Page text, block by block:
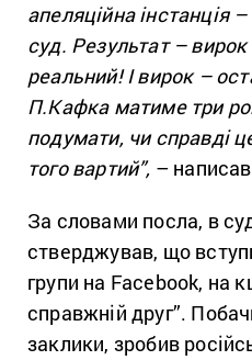
апеляційна інстанція
суд. Результат –
реальний! І вирок –
П.Кафка матиме три
подумати, чи справді
того вартий”, –
За словами посла, в
стверджував, що
групи на Facebook, на
справжній друг”.
заклики, зробив